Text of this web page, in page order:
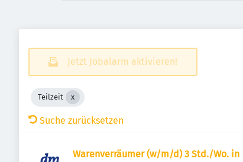
Jetzt Jobalarm aktivieren!
Teilzeit
Suche zurücksetzen
Warenverräumer (w/m/d) 3 Std./Wo. in